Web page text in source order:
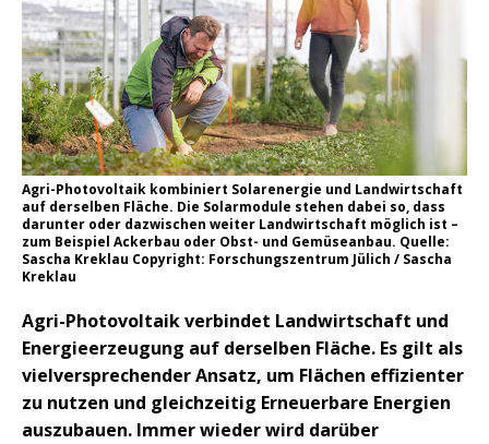
Agri-Photovoltaik kombiniert Solarenergie und Landwirtschaft
auf derselben Fläche. Die Solarmodule stehen dabei so, dass
darunter oder dazwischen weiter Landwirtschaft möglich ist –
zum Beispiel Ackerbau oder Obst- und Gemüseanbau. Quelle:
Sascha Kreklau Copyright: Forschungszentrum Jülich / Sascha
Kreklau
Agri-Photovoltaik verbindet Landwirtschaft und
Energieerzeugung auf derselben Fläche. Es gilt als
vielversprechender Ansatz, um Flächen effizienter
zu nutzen und gleichzeitig Erneuerbare Energien
auszubauen. Immer wieder wird darüber